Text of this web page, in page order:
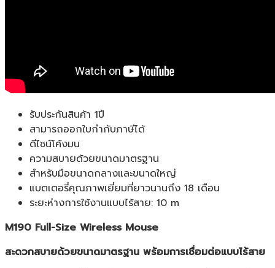
รับประกันสินค้า 1ปี
สามารถออกใบกำกับภาษีได้
ดีไซน์โค้งมน
ความสบายด้วยขนาดมาตรฐาน
สำหรับมือขนาดกลางและขนาดใหญ่
แบตเตอรี่คุณภาพเยี่ยมที่ยาวนานถึง 18 เดือน
ระยะห่างการใช้งานแบบไร้สาย: 10 m
M190 Full-Size Wireless Mouse
สะดวกสบายด้วยขนาดมาตรฐาน พร้อมการเชื่อมต่อแบบไร้สาย